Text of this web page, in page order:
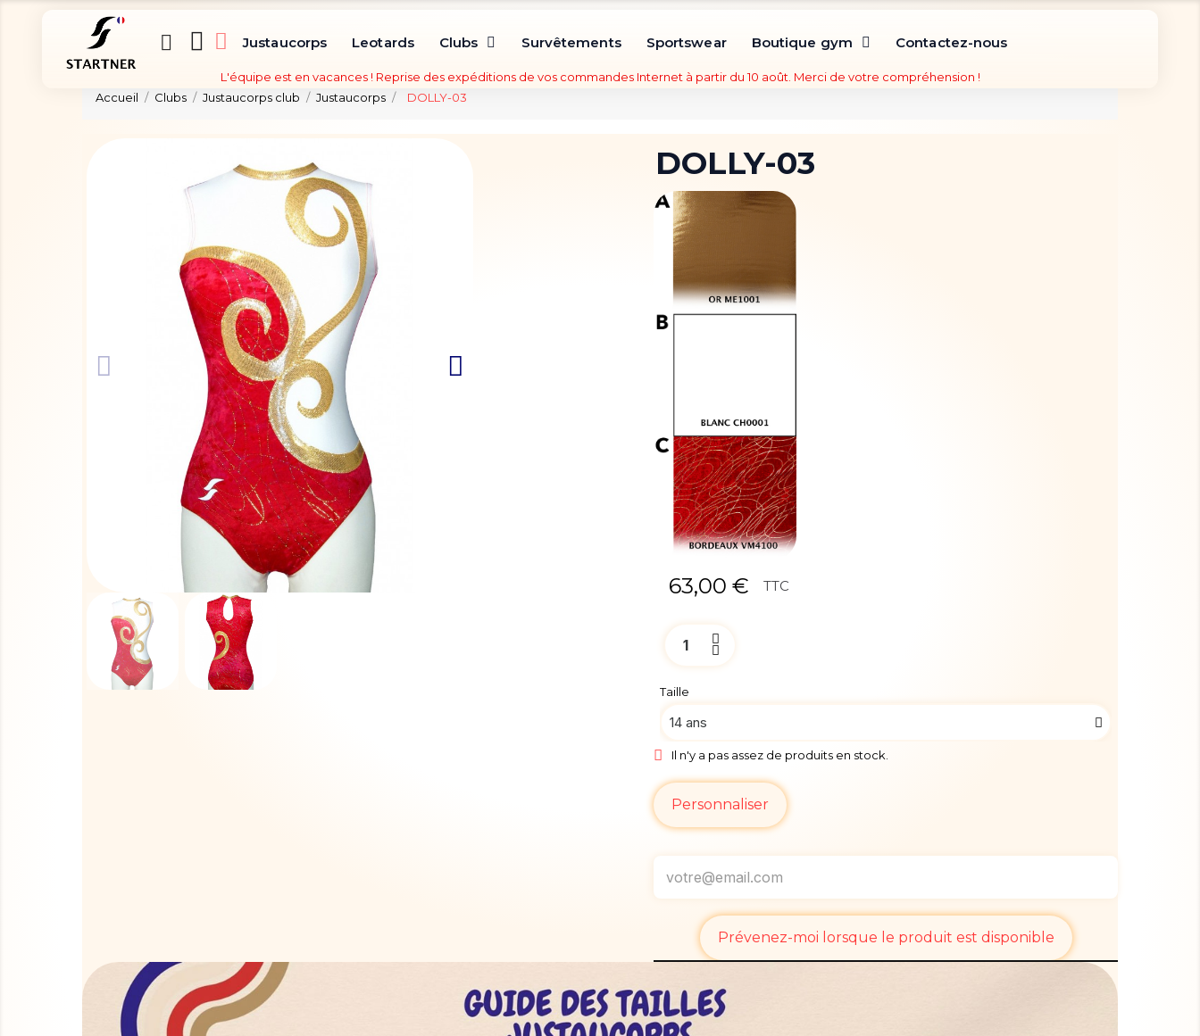
Justaucorps Leotards Clubs Survêtements Sportswear Boutique gym Contactez-nous
L'équipe est en vacances ! Reprise des expéditions de vos commandes Internet à partir du 10 août. Merci de votre compréhension !
Accueil
Clubs Justaucorps club Justaucorps DOLLY-03
DOLLY-03
63,00 € TTC
Taille
Il n'y a pas assez de produits en stock.
Personnaliser
Prévenez-moi lorsque le produit est disponible